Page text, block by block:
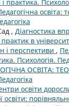
і практика.
освіта:
, Діагностика
в
і перспективи ,
Психологія.
ОСВІТА:
освіти